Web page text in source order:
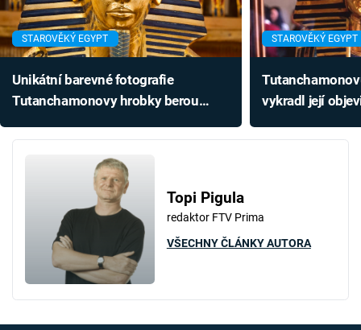
STAROVĚKÝ EGYPT
Unikátní barevné fotografie
Tutanchamonovy hrobky berou
neviděli
STAROVĚKÝ EGYPT
vykradl její
Topi Pigula
redaktor FTV Prima
VŠECHNY ČLÁNKY AUTORA